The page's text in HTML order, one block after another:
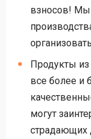
взносов! Мы
Продукты
все более и
могут
страдающих